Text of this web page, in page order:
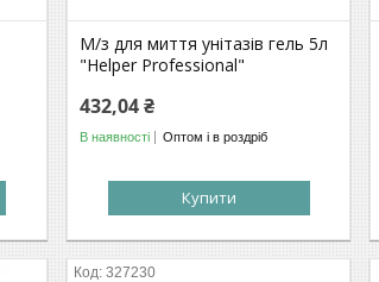
М/з для миття унітазів гель 5л
"Helper Professional"
432,04 ₴
В наявності Оптом і в роздріб
Купити
327230